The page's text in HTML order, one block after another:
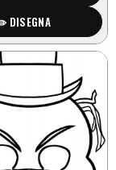
DISEGNA